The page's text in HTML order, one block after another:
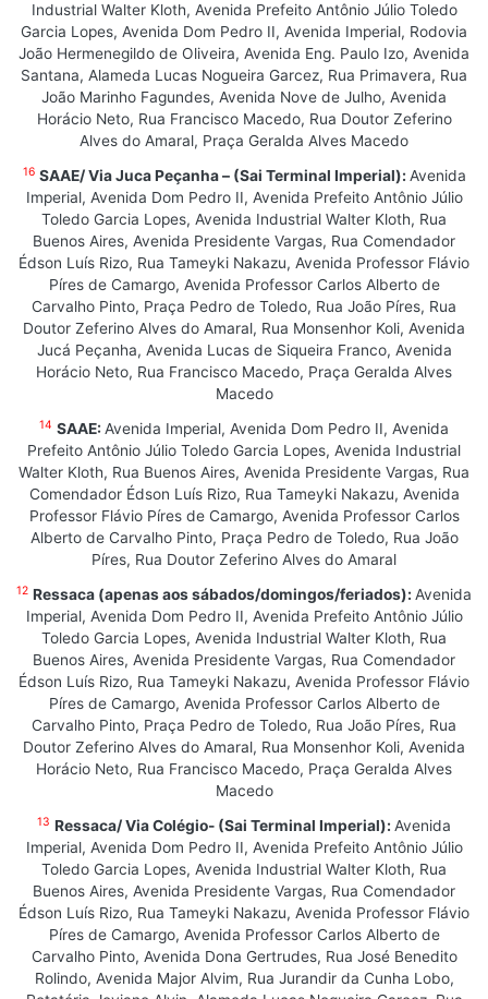
Industrial Walter Kloth, Avenida Prefeito Antônio Júlio Toledo
Garcia Lopes, Avenida Dom Pedro II, Avenida Imperial, Rodovia
João Hermenegildo de Oliveira, Avenida Eng. Paulo Izo, Avenida
Santana, Alameda Lucas Nogueira Garcez, Rua Primavera, Rua
João Marinho Fagundes, Avenida Nove de Julho, Avenida
Horácio Neto, Rua Francisco Macedo, Rua Doutor Zeferino
Alves do Amaral, Praça Geralda Alves Macedo
16 SAAE/ Via Juca Peçanha – (Sai Terminal Imperial): Avenida
Imperial, Avenida Dom Pedro II, Avenida Prefeito Antônio Júlio
Toledo Garcia Lopes, Avenida Industrial Walter Kloth, Rua
Buenos Aires, Avenida Presidente Vargas, Rua Comendador
Édson Luís Rizo, Rua Tameyki Nakazu, Avenida Professor Flávio
Píres de Camargo, Avenida Professor Carlos Alberto de
Carvalho Pinto, Praça Pedro de Toledo, Rua João Píres, Rua
Doutor Zeferino Alves do Amaral, Rua Monsenhor Koli, Avenida
Jucá Peçanha, Avenida Lucas de Siqueira Franco, Avenida
Horácio Neto, Rua Francisco Macedo, Praça Geralda Alves
Macedo
14 SAAE: Avenida Imperial, Avenida Dom Pedro II, Avenida
Prefeito Antônio Júlio Toledo Garcia Lopes, Avenida Industrial
Walter Kloth, Rua Buenos Aires, Avenida Presidente Vargas, Rua
Comendador Édson Luís Rizo, Rua Tameyki Nakazu, Avenida
Professor Flávio Píres de Camargo, Avenida Professor Carlos
Alberto de Carvalho Pinto, Praça Pedro de Toledo, Rua João
Píres, Rua Doutor Zeferino Alves do Amaral
12 Ressaca (apenas aos sábados/domingos/feriados): Avenida
Imperial, Avenida Dom Pedro II, Avenida Prefeito Antônio Júlio
Toledo Garcia Lopes, Avenida Industrial Walter Kloth, Rua
Buenos Aires, Avenida Presidente Vargas, Rua Comendador
Édson Luís Rizo, Rua Tameyki Nakazu, Avenida Professor Flávio
Píres de Camargo, Avenida Professor Carlos Alberto de
Carvalho Pinto, Praça Pedro de Toledo, Rua João Píres, Rua
Doutor Zeferino Alves do Amaral, Rua Monsenhor Koli, Avenida
Horácio Neto, Rua Francisco Macedo, Praça Geralda Alves
Macedo
13 Ressaca/ Via Colégio- (Sai Terminal Imperial): Avenida
Imperial, Avenida Dom Pedro II, Avenida Prefeito Antônio Júlio
Toledo Garcia Lopes, Avenida Industrial Walter Kloth, Rua
Buenos Aires, Avenida Presidente Vargas, Rua Comendador
Édson Luís Rizo, Rua Tameyki Nakazu, Avenida Professor Flávio
Píres de Camargo, Avenida Professor Carlos Alberto de
Carvalho Pinto, Avenida Dona Gertrudes, Rua José Benedito
Rolindo, Avenida Major Alvim, Rua Jurandir da Cunha Lobo,